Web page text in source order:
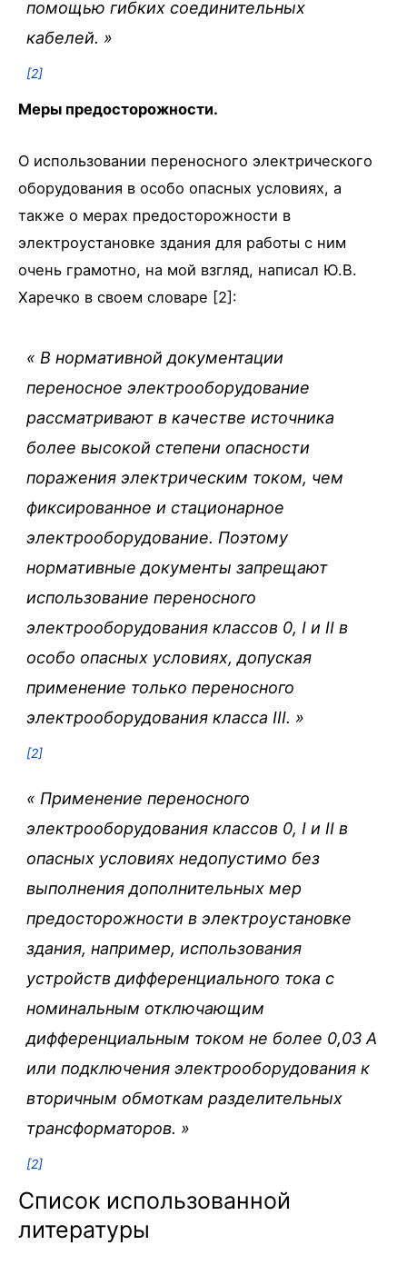
помощью гибких соединительных
кабелей. »
[2]
Меры предосторожности.
О использовании переносного электрического
оборудования в особо опасных условиях, а
также о мерах предосторожности в
электроустановке здания для работы с ним
очень грамотно, на мой взгляд, написал Ю.В.
Харечко в своем словаре [2]:
« В нормативной документации
переносное электрооборудование
рассматривают в качестве источника
более высокой степени опасности
поражения электрическим током, чем
фиксированное и стационарное
электрооборудование. Поэтому
нормативные документы запрещают
использование переносного
электрооборудования классов 0, I и II в
особо опасных условиях, допуская
применение только переносного
электрооборудования класса III. »
[2]
« Применение переносного
электрооборудования классов 0, I и II в
опасных условиях недопустимо без
выполнения дополнительных мер
предосторожности в электроустановке
здания, например, использования
устройств дифференциального тока с
номинальным отключающим
дифференциальным током не более 0,03 А
или подключения электрооборудования к
вторичным обмоткам разделительных
трансформаторов. »
[2]
Список использованной
литературы